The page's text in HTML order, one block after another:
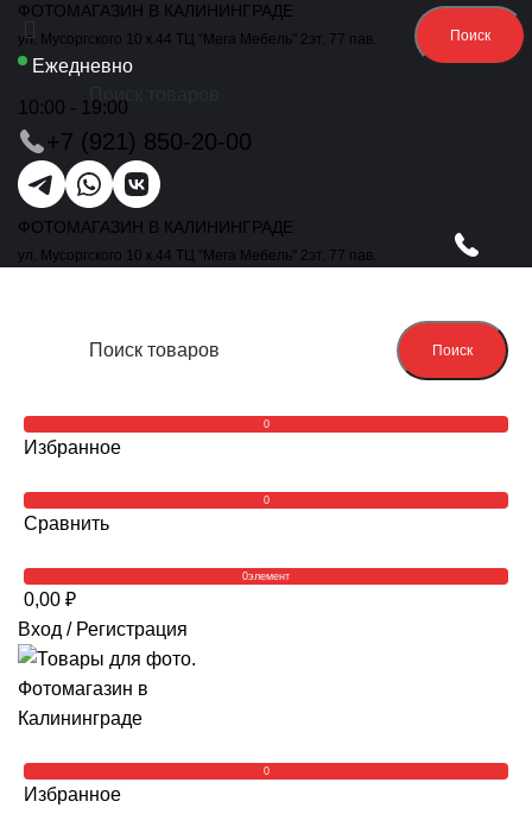
ФОТОМАГАЗИН В КАЛИНИНГРАДЕ
ул. Мусоргского 10 к.44 ТЦ "Мега Мебель" 2эт. 77 пав.
Ежедневно
10:00 - 19:00
+7 (921) 850-20-00
ФОТОМАГАЗИН В КАЛИНИНГРАДЕ
ул. Мусоргского 10 к.44 ТЦ "Мега Мебель" 2эт. 77 пав.
Поиск
0
Избранное
0
Сравнить
0элемент
0,00 ₽
Вход / Регистрация
0
Избранное
Поиск